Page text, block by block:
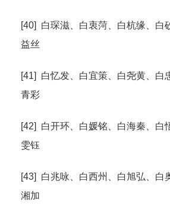
[40] 白琛滋、白衷菏、白杭缘、白
益丝
[41] 白忆发、白宜策、白尧黄、白
青彩
[42] 白开环、白媛铭、白海秦、白
雯钰
[43] 白兆咏、白西州、白旭弘、白
湘加